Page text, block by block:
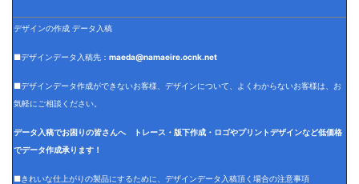
デザインの作成 データ入稿
■デザインデータ入稿先： maeda@namaeire.ocnk.net
■デザインデータ作成ができないお客様、デザインについて、よくわからないお客様は、お
気軽にご相談ください。
データ入稿でお困りの皆さんへ トレース・版下作成・ロゴやプリントデザインなど低価格
でデータ作成承ります！
■きれいな仕上がりの製品にするために、デザインデータ入稿頂く場合の注意事項